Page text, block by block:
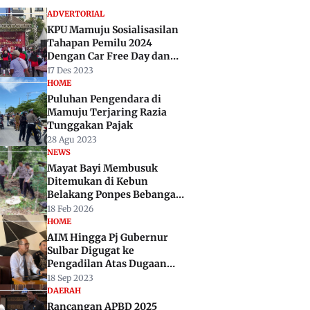
ADVERTORIAL
KPU Mamuju Sosialisasilan
Tahapan Pemilu 2024
Dengan Car Free Day dan
Senam Jingle
17 Des 2023
HOME
Puluhan Pengendara di
Mamuju Terjaring Razia
Tunggakan Pajak
28 Agu 2023
NEWS
Mayat Bayi Membusuk
Ditemukan di Kebun
Belakang Ponpes Bebanga
Kalukku
18 Feb 2026
HOME
AIM Hingga Pj Gubernur
Sulbar Digugat ke
Pengadilan Atas Dugaan
Perbuatan Melawan Hukum
18 Sep 2023
DAERAH
Rancangan APBD 2025